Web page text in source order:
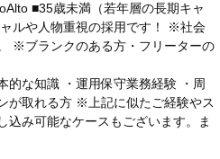
■35歳未満（若年層の長期キャ
ルや人物重視の採用です！ ※社会
※ブランクのある方・フリーターの
的な知識 ・運用保守業務経験 ・周
が取れる方 ※上記に似たご経験やス
込み可能なケースもございます。ま